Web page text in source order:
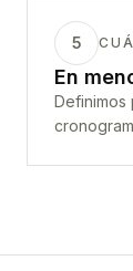
5
En
Definimos